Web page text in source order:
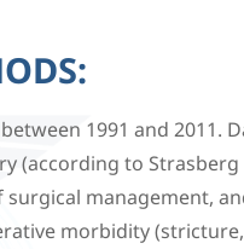
1991 and 2011.
(according to
management,
morbidity